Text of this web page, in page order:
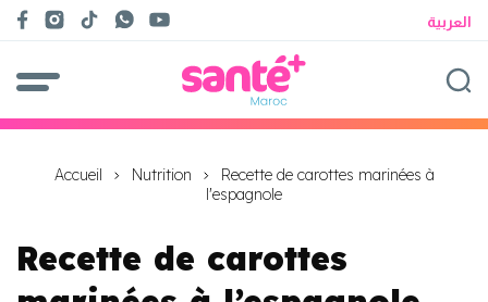
العربية
Accueil Nutrition
Recette de carottes marinées à
l'espagnole
Recette de carottes